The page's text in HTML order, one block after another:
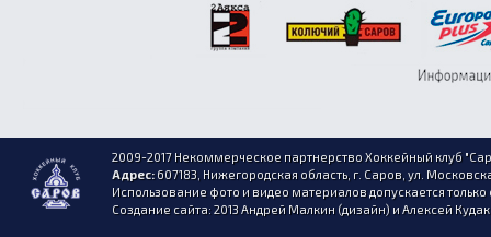
2009-2017 Некоммерческое партнерство Хоккейный клуб
Адрес:607183, Нижегородская область, г. Саров, ул.
Использование фото и видео материалов допускается
Создание сайта: 2013 Андрей Малкин (дизайн) и Алексей